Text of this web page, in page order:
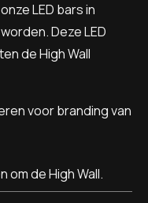
LED bars in
Deze LED
de High Wall
voor branding van
om de High Wall.